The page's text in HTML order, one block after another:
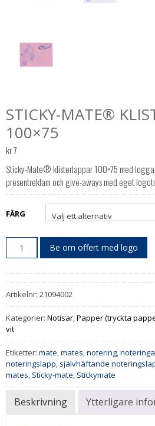
STICKY-MATE®
100×75
kr7
Sticky-Mate® klisterlappar 100×75 med
presentreklam och give-aways med eget
FÄRG
Be om offert med logo
Artikelnr: 21094002
Kategorier: Notisar,Papper (tryckta
vit
Etiketter: mate,mates,notering,
noteringslapp, självhäftande
mates, Sticky-mate, Stickymate
Beskrivning Ytterligare